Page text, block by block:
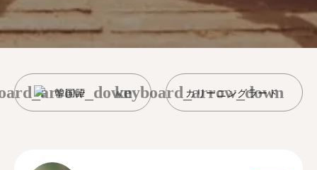
韓国語 カリーニングラード
keyboard_arrow_down